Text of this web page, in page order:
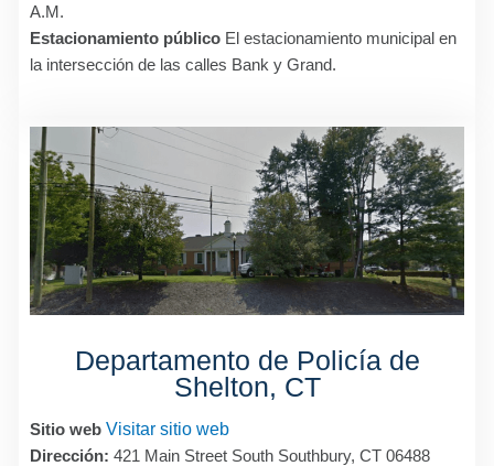
A.M.
Estacionamiento público El estacionamiento municipal en
la intersección de las calles Bank y Grand.
Departamento de Policía de
Shelton, CT
Sitio web Visitar sitio web
Dirección: 421 Main Street South Southbury, CT 06488